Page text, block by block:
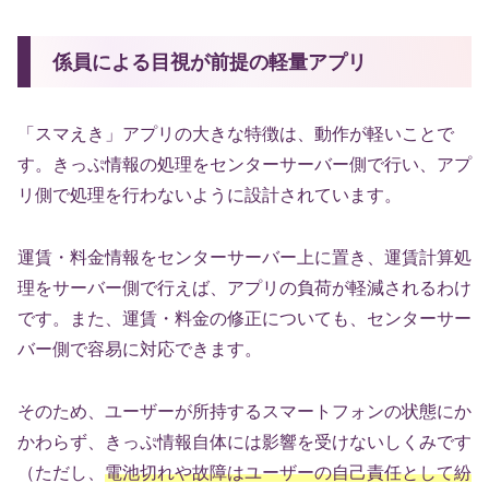
係員による目視が前提の軽量アプリ
「スマえき」アプリの大きな特徴は、動作が軽いことで
す。きっぷ情報の処理をセンターサーバー側で行い、アプ
リ側で処理を行わないように設計されています。
運賃・料金情報をセンターサーバー上に置き、運賃計算処
理をサーバー側で行えば、アプリの負荷が軽減されるわけ
です。また、運賃・料金の修正についても、センターサー
バー側で容易に対応できます。
そのため、ユーザーが所持するスマートフォンの状態にか
かわらず、きっぷ情報自体には影響を受けないしくみです
（ただし、 電池切れや故障はユーザーの自己責任として紛